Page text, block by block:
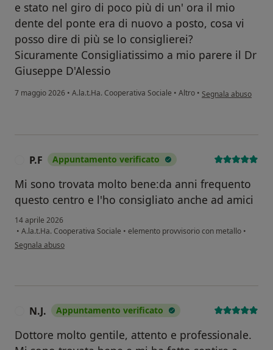
e stato nel giro di poco più di un' ora il mio
dente del ponte era di nuovo a posto, cosa vi
posso dire di più se lo consiglierei?
Sicuramente Consigliatissimo a mio parere il Dr
Giuseppe D'Alessio
7 maggio 2026 • A.la.t.Ha. Cooperativa Sociale • Altro • secondo l'opinione
Segnala abuso
P.F Appuntamento verificato
Mi sono trovata molto bene:da anni frequento
questo centro e l'ho consigliato anche ad amici
14 aprile 2026
• A.la.t.Ha. Cooperativa Sociale • elemento provvisorio con metallo •
secondo l'opinione dell'utente P.F
Segnala abuso
N.J. Appuntamento verificato
Dottore molto gentile, attento e professionale.